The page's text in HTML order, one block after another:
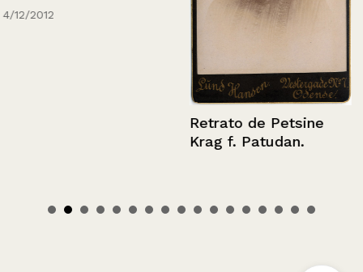
4/12/2012
Retrato de Petsine
Krag f. Patudan.